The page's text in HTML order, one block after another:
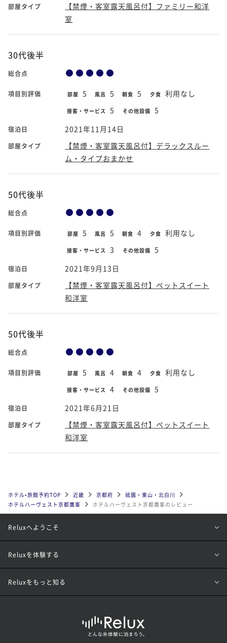
部屋タイプ
【禁煙・客室露天風呂付】ファミリー和洋
室
30代後半
総合点
項目別評価 部屋 5 風呂 5 朝食 5 夕食 利用なし
接客・サービス 5 その他設備 5
宿泊日 2021年11月14日
部屋タイプ
【禁煙・客室露天風呂付】デラックスルー
ム・タイプおまかせ
50代後半
総合点
項目別評価 部屋 5 風呂 5 朝食 4 夕食 利用なし
接客・サービス 3 その他設備 5
宿泊日 2021年9月13日
部屋タイプ
【禁煙・客室露天風呂付】ペットスイート
和洋室
50代後半
総合点
項目別評価 部屋 5 風呂 4 朝食 4 夕食 利用なし
接客・サービス 4 その他設備 5
宿泊日 2021年6月21日
部屋タイプ
【禁煙・客室露天風呂付】ペットスイート
和洋室
ホテル•旅館予約TOP 近畿 京都府
祗園・東山・北白川
ホテルハーヴェスト京都鷹峯
ホテルハーヴェスト京都鷹峯のレビュー
Reluxへようこそ
Reluxを体験する
Reluxをもっと知る